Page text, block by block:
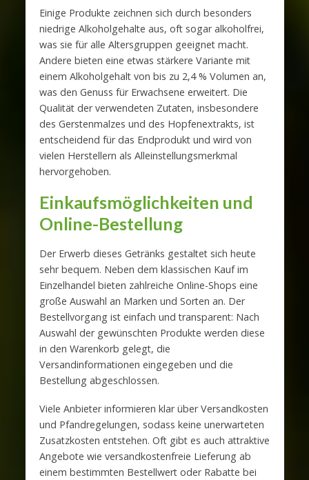
Einige Produkte zeichnen sich durch besonders
niedrige Alkoholgehalte aus, oft sogar alkoholfrei,
was sie für alle Altersgruppen geeignet macht.
Andere bieten eine etwas stärkere Variante mit
einem Alkoholgehalt von bis zu 2,4 % Volumen an,
was den Genuss für Erwachsene erweitert. Die
Qualität der verwendeten Zutaten, insbesondere
des Gerstenmalzes und des Hopfenextrakts, ist
entscheidend für das Endprodukt und wird von
vielen Herstellern als Alleinstellungsmerkmal
hervorgehoben.
Einkaufsmöglichkeiten und
Online-Bestellung
Der Erwerb dieses Getränks gestaltet sich heute
sehr bequem. Neben dem klassischen Kauf im
Einzelhandel bieten zahlreiche Online-Shops eine
große Auswahl an Marken und Sorten an. Der
Bestellvorgang ist einfach und transparent: Nach
Auswahl der gewünschten Produkte werden diese
in den Warenkorb gelegt, die
Versandinformationen eingegeben und die
Bestellung abgeschlossen.
Viele Anbieter informieren klar über Versandkosten
und Pfandregelungen, sodass keine unerwarteten
Zusatzkosten entstehen. Oft gibt es auch attraktive
Angebote wie versandkostenfreie Lieferung ab
einem bestimmten Bestellwert oder Rabatte bei